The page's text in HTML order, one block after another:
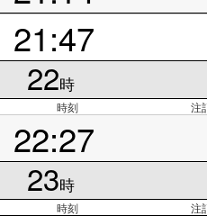
21:47
22時
時刻 注
22:27
23時
時刻 注